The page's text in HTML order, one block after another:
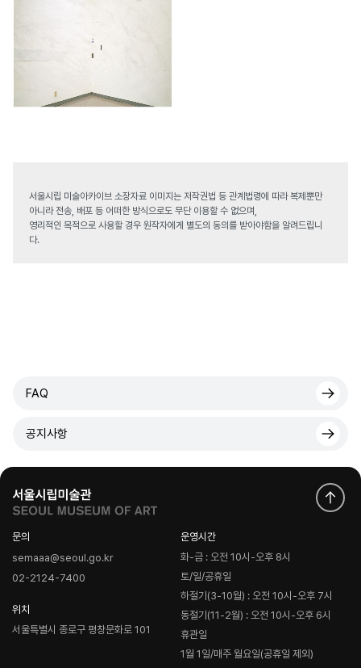
서울시립 미술아카이브 소장자료 이미지는 저작권법 등 관계법령에 따라 복제뿐만
아니라 전송, 배포 등 어떠한 방식으로도 무단 이용할 수 없으며,
영리적인 목적으로 사용할 경우 원작자에게 별도의 동의를 받아야함을 알려드립니
다.
FAQ
공지사항
문의
semaaa@seoul.go.kr
02-2124-7400
위치
서울특별시 종로구 평창문화로 101
운영시간
화-금 : 오전 10시-오후 8시
토/일/공휴일
하절기(3-10월) : 오전 10시-오후 7시
동절기(11-2월) : 오전 10시-오후 6시
휴관일
1월 1일/매주 월요일(공휴일 제외)